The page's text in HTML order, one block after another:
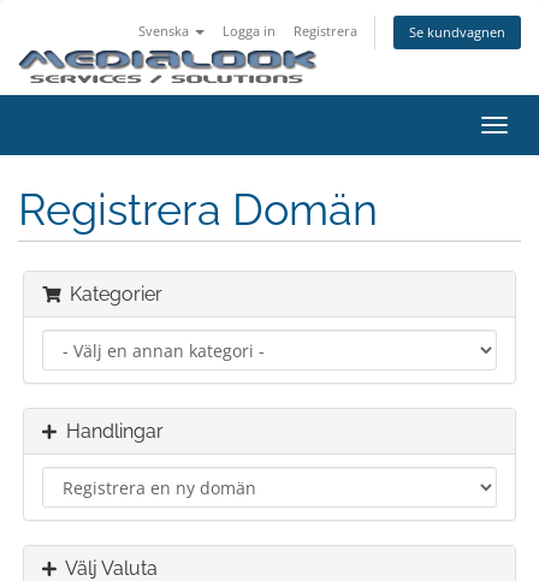
Svenska Logga in Registrera Se kundvagnen
Växla
Registrera Domän
Kategorier
Handlingar
Välj Valuta